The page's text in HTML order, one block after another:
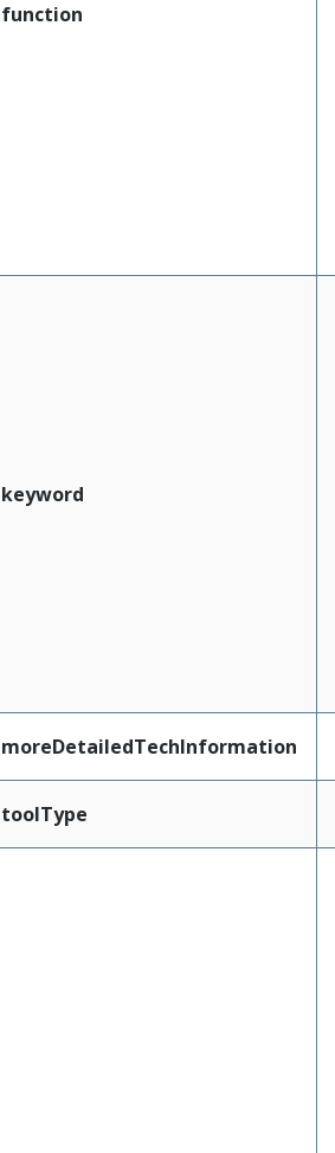
function
keyword
moreDetailedTechInformation
toolType